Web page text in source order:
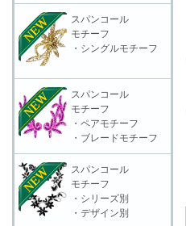
スパンコール
モチーフ
・シングルモチーフ
スパンコール
モチーフ
・ペアモチーフ
・ブレードモチーフ
スパンコール
モチーフ
・シリーズ別
・デザイン別